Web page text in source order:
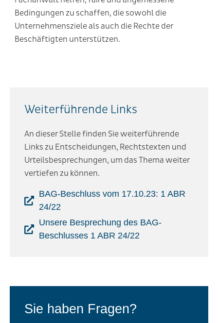
Bedingungen zu schaffen, die sowohl die
Unternehmensziele als auch die Rechte der
Beschäftigten unterstützen.
Weiterführende Links
An dieser Stelle finden Sie weiterführende
Links zu Entscheidungen, Rechtstexten und
Urteilsbesprechungen, um das Thema weiter
vertiefen zu können.
BAG-Beschluss vom 17.10.23: 1 ABR
24/22
Unsere Besprechung des BAG-
Beschlusses 1 ABR 24/22
Sie haben Fragen?